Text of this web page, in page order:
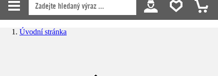
Úvodní stránka